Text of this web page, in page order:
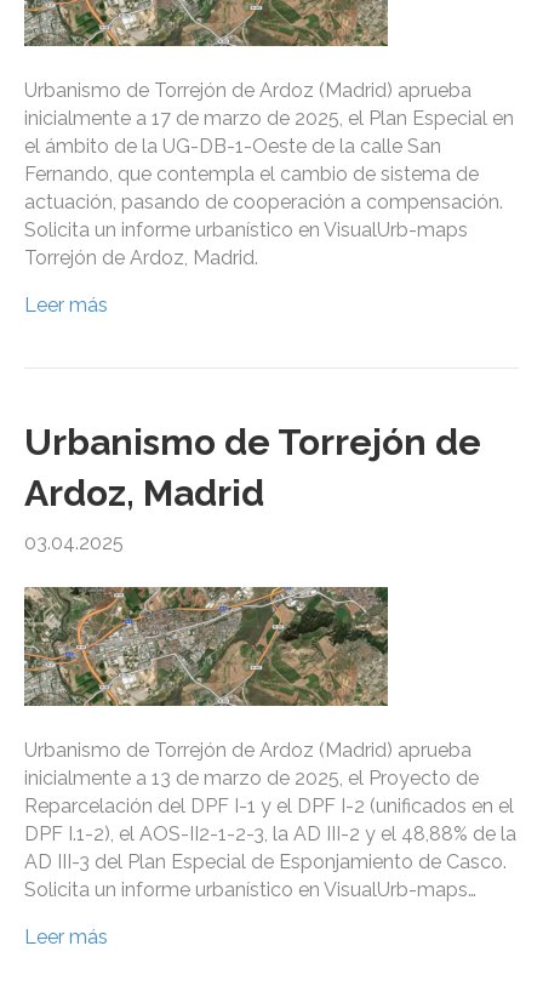
Urbanismo de Torrejón de Ardoz (Madrid) aprueba
inicialmente a 17 de marzo de 2025, el Plan Especial en
el ámbito de la UG-DB-1-Oeste de la calle San
Fernando, que contempla el cambio de sistema de
actuación, pasando de cooperación a compensación.
Solicita un informe urbanístico en VisualUrb-maps
Torrejón de Ardoz, Madrid.
Leer más
Urbanismo de Torrejón de
Ardoz, Madrid
03.04.2025
Urbanismo de Torrejón de Ardoz (Madrid) aprueba
inicialmente a 13 de marzo de 2025, el Proyecto de
Reparcelación del DPF I-1 y el DPF I-2 (unificados en el
DPF I.1-2), el AOS-II2-1-2-3, la AD III-2 y el 48,88% de la
AD III-3 del Plan Especial de Esponjamiento de Casco.
Solicita un informe urbanístico en VisualUrb-maps…
Leer más